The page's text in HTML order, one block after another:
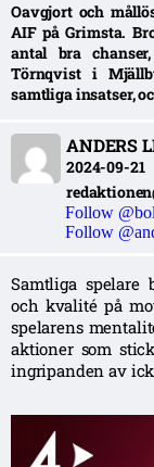
Oavgjort och
AIF på Grimsta.
antal bra
Törnqvist i
samtliga insatser,
ANDERS
2024-09-21
Follow
Follow
Samtliga spelare
och kvalité på
spelarens
aktioner som
ingripanden av